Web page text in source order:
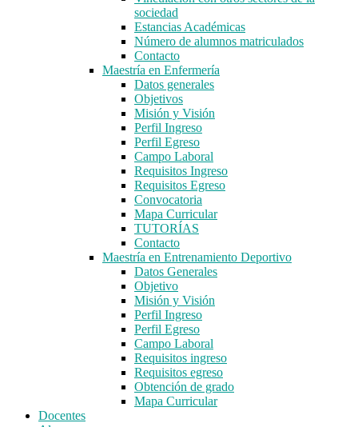
sociedad
Estancias Académicas
Número de alumnos matriculados
Contacto
Maestría en Enfermería
Datos generales
Objetivos
Misión y Visión
Perfil Ingreso
Perfil Egreso
Campo Laboral
Requisitos Ingreso
Requisitos Egreso
Convocatoria
Mapa Curricular
TUTORÍAS
Contacto
Maestría en Entrenamiento Deportivo
Datos Generales
Objetivo
Misión y Visión
Perfil Ingreso
Perfil Egreso
Campo Laboral
Requisitos ingreso
Requisitos egreso
Obtención de grado
Mapa Curricular
Docentes